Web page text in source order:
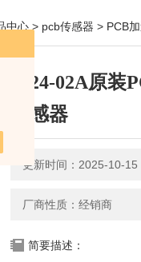
中心 > pcb传感器 > PCB
3124-02A原
传感器
更新时间：2025-10-15
厂商性质：经销商
简要描述：